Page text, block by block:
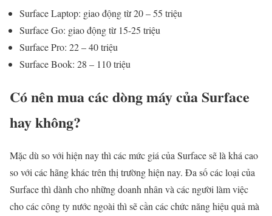
Surface Laptop: giao động từ 20 – 55 triệu
Surface Go: giao động từ 15-25 triệu
Surface Pro: 22 – 40 triệu
Surface Book: 28 – 110 triệu
Có nên mua các dòng máy của Surface
hay không?
Mặc dù so với hiện nay thì các mức giá của Surface sẽ là khá cao
so với các hãng khác trên thị trường hiện nay. Đa số các loại của
Surface thì dành cho những doanh nhân và các người làm việc
cho các công ty nước ngoài thì sẽ cần các chức năng hiệu quả mà